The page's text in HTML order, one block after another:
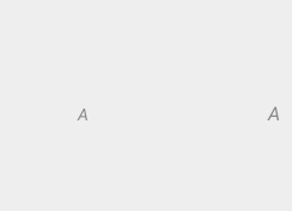
A A